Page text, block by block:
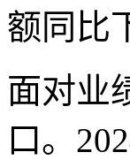
额同比
面对业
口。